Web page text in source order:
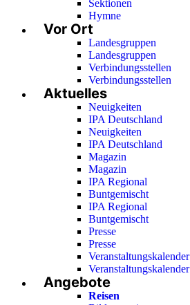
Sektionen
Hymne
Vor Ort
Landesgruppen
Landesgruppen
Verbindungsstellen
Verbindungsstellen
Aktuelles
Neuigkeiten
IPA Deutschland
Neuigkeiten
IPA Deutschland
Magazin
Magazin
IPA Regional
Buntgemischt
IPA Regional
Buntgemischt
Presse
Presse
Veranstaltungskalender
Veranstaltungskalender
Angebote
Reisen